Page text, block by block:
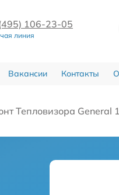
106-23-05
линия
Вакансии Контакты
Тепловизора General